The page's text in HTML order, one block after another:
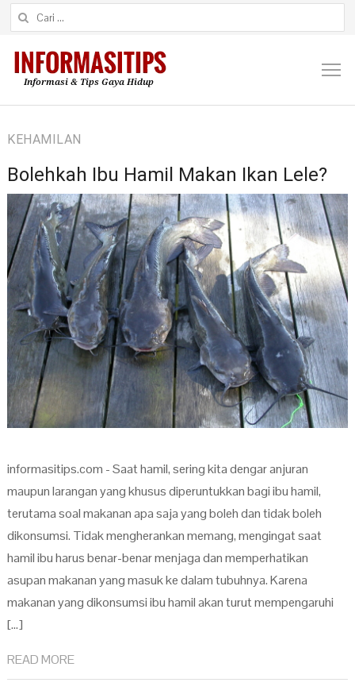
Cari untuk:
KEHAMILAN
Bolehkah Ibu Hamil Makan Ikan Lele?
informasitips.com - Saat hamil, sering kita dengar anjuran
maupun larangan yang khusus diperuntukkan bagi ibu hamil,
terutama soal makanan apa saja yang boleh dan tidak boleh
dikonsumsi. Tidak mengherankan memang, mengingat saat
hamil ibu harus benar-benar menjaga dan memperhatikan
asupan makanan yang masuk ke dalam tubuhnya. Karena
makanan yang dikonsumsi ibu hamil akan turut mempengaruhi
[…]
READ MORE